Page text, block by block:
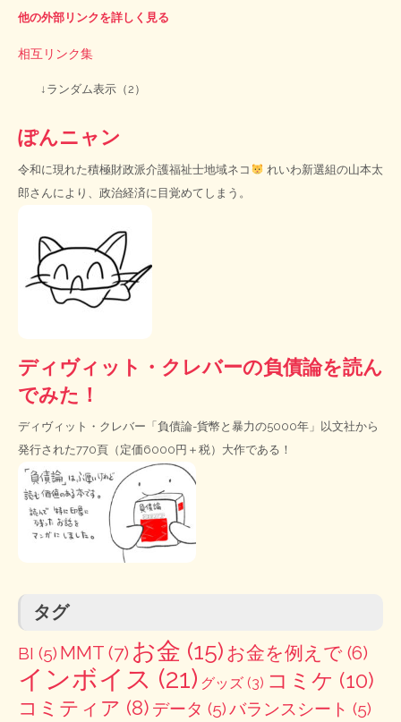
他の外部リンクを詳しく見る
相互リンク集
↓ランダム表示（2）
ぽんニャン
令和に現れた積極財政派介護福祉士地域ネコ
れいわ新選組の山本太
郎さんにより、政治経済に目覚めてしまう。
ディヴィット・クレバーの負債論を読ん
でみた！
ディヴィット・クレバー「負債論-貨幣と暴力の5000年」以文社から
発行された770頁（定価6000円＋税）大作である！
タグ
BI (5) MMT (7) お金 (15) お金を例えで (6)
インボイス (21) グッズ (3) コミケ (10)
コミティア (8) データ (5)バランスシート (5)